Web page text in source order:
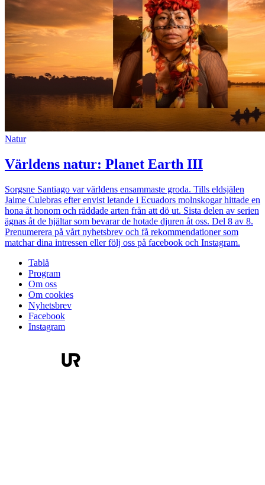
Natur
Världens natur: Planet Earth III
Sorgsne Santiago var världens ensammaste groda. Tills eldsjälen
Jaime Culebras efter envist letande i Ecuadors molnskogar hittade en
hona åt honom och räddade arten från att dö ut. Sista delen av serien
ägnas åt de hjältar som bevarar de hotade djuren åt oss. Del 8 av 8.
Prenumerera på vårt nyhetsbrev och få rekommendationer som
matchar dina intressen eller följ oss på facebook och Instagram.
Tablå
Program
Om oss
Om cookies
Nyhetsbrev
Facebook
Instagram